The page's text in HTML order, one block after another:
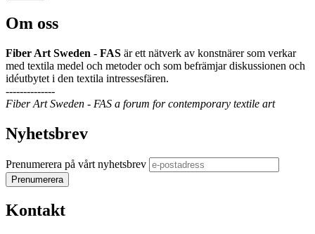
Om oss
Fiber Art Sweden - FAS är ett nätverk av konstnärer som verkar
med textila medel och metoder och som befrämjar diskussionen och
idéutbytet i den textila intressesfären.
--------------
Fiber Art Sweden - FAS a forum for contemporary textile art
Nyhetsbrev
Prenumerera på vårt nyhetsbrev
Kontakt